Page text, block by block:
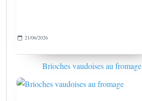
21/06/2026
Brioches vaudoises au fromage